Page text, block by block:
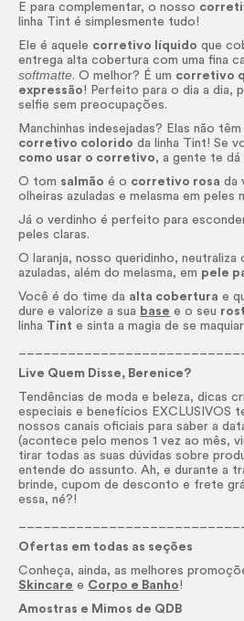
E para complementar, o nosso
linha Tint é simplesmente tudo!
Ele é aquele corretivo líquido que
entrega alta cobertura com uma fina
softmatte. O melhor? É um corretivo
expressão! Perfeito para o dia a dia,
selfie sem preocupações.
Manchinhas indesejadas? Elas não
corretivo colorido da linha Tint! Se
como usar o corretivo, a gente te dá
O tom salmão é o corretivo rosa da
olheiras azuladas e melasma em peles
Já o verdinho é perfeito para
peles claras.
O laranja, nosso queridinho, neutraliza
azuladas, além do melasma, em pele
Você é do time da alta cobertura e
dure e valorize a sua base e o seu
linha Tint e sinta a magia de se
Live Quem Disse, Berenice?
Tendências de moda e beleza, dicas
especiais e benefícios EXCLUSIVOS
nossos canais oficiais para saber a
(acontece pelo menos 1 vez ao mês,
tirar todas as suas dúvidas sobre
entende do assunto. Ah, e durante a
brinde, cupom de desconto e frete
essa, né?!
Ofertas em todas as seções
Conheça, ainda, as melhores
Skincare e Corpo e Banho!
Amostras e Mimos de QDB